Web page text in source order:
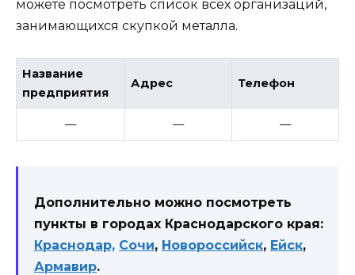
можете посмотреть список всех организаций,
занимающихся скупкой металла.
Название
предприятия
Адрес Телефон
— — —
Дополнительно можно посмотреть
пункты в городах Краснодарского края:
Краснодар, Сочи, Новороссийск, Ейск,
Армавир.